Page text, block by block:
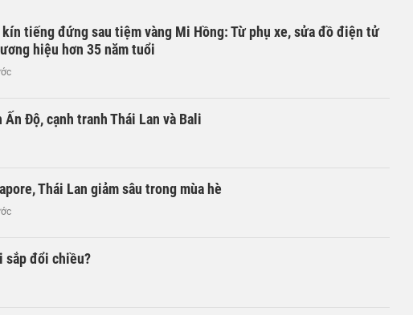
kín tiếng đứng sau tiệm vàng Mi Hồng: Từ phụ xe, sửa đồ điện tử
hiệu hơn 35 năm tuổi
Độ, cạnh tranh Thái Lan và Bali
Thái Lan giảm sâu trong mùa hè
sắp đổi chiều?